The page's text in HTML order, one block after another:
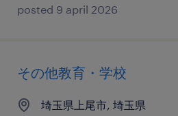
posted 9 april 2026
その他教育・学校
埼玉県上尾市, 埼玉県